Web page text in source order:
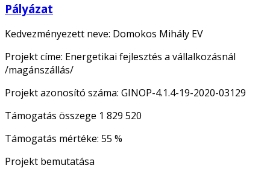
Pályázat
Kedvezményezett neve: Domokos Mihály EV
Projekt címe: Energetikai fejlesztés a vállalkozásnál
/magánszállás/
Projekt azonosító száma: GINOP-4.1.4-19-2020-03129
Támogatás összege 1 829 520
Támogatás mértéke: 55 %
Projekt bemutatása